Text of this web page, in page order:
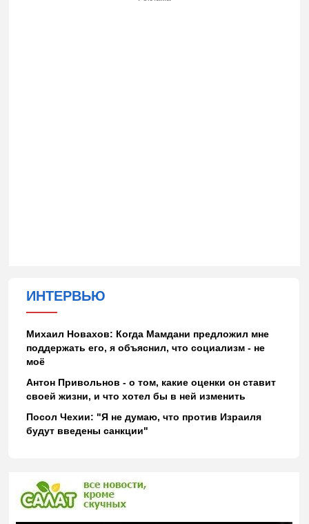
ИНТЕРВЬЮ
Михаил Новахов: Когда Мамдани предложил мне
поддержать его, я объяснил, что социализм - не
моё
Антон Привольнов - о том, какие оценки он ставит
своей жизни, и что хотел бы в ней изменить
Посол Чехии: "Я не думаю, что против Израиля
будут введены санкции"